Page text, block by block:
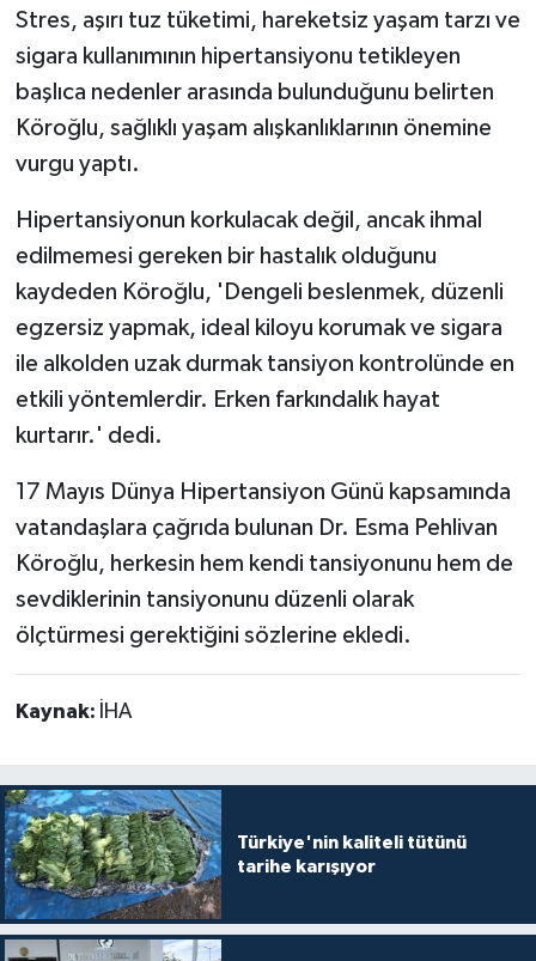
Stres, aşırı tuz tüketimi, hareketsiz yaşam tarzı ve
sigara kullanımının hipertansiyonu tetikleyen
başlıca nedenler arasında bulunduğunu belirten
Köroğlu, sağlıklı yaşam alışkanlıklarının önemine
vurgu yaptı.
Hipertansiyonun korkulacak değil, ancak ihmal
edilmemesi gereken bir hastalık olduğunu
kaydeden Köroğlu, 'Dengeli beslenmek, düzenli
egzersiz yapmak, ideal kiloyu korumak ve sigara
ile alkolden uzak durmak tansiyon kontrolünde en
etkili yöntemlerdir. Erken farkındalık hayat
kurtarır.' dedi.
17 Mayıs Dünya Hipertansiyon Günü kapsamında
vatandaşlara çağrıda bulunan Dr. Esma Pehlivan
Köroğlu, herkesin hem kendi tansiyonunu hem de
sevdiklerinin tansiyonunu düzenli olarak
ölçtürmesi gerektiğini sözlerine ekledi.
Kaynak: İHA
Türkiye'nin kaliteli tütünü
tarihe karışıyor